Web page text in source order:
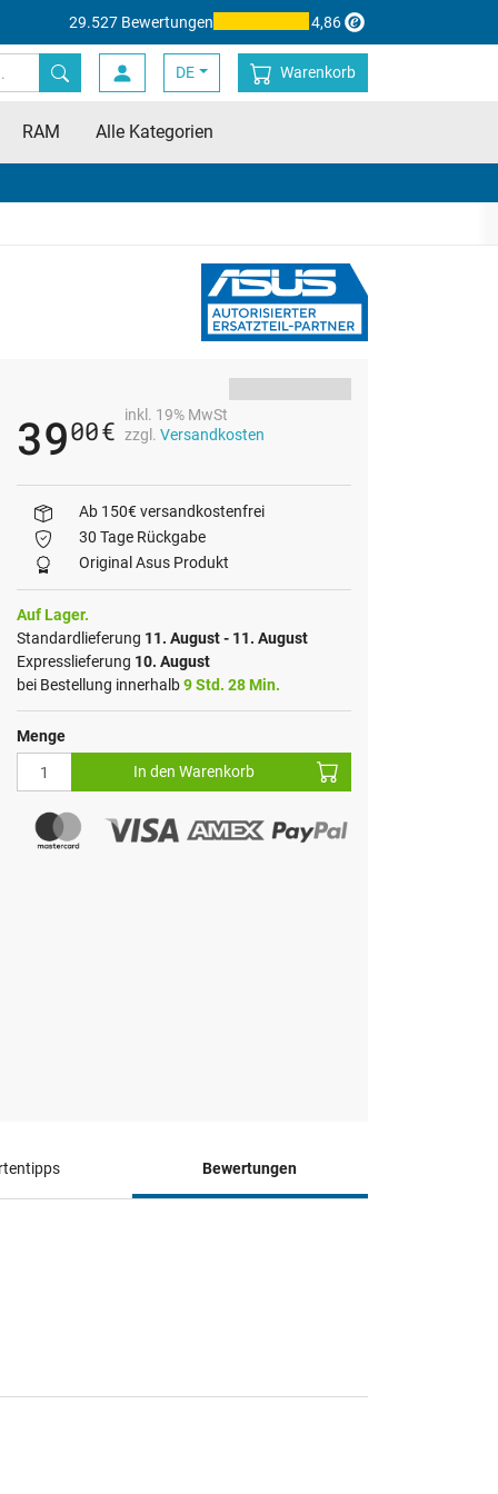
29.527 Bewertungen 4,86
DE Warenkorb
RAM Alle Kategorien
3900€
inkl. 19% MwSt
zzgl. Versandkosten
Ab 150€ versandkostenfrei
30 Tage Rückgabe
Original Asus Produkt
Auf Lager.
Standardlieferung 11. August - 11. August
Expresslieferung 10. August
bei Bestellung innerhalb9 Std. 28 Min.
Menge
In den Warenkorb
Bewertungen